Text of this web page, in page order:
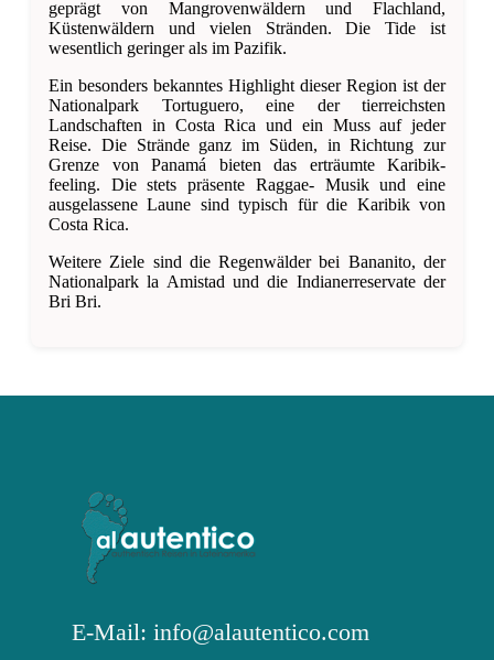
geprägt von Mangrovenwäldern und Flachland,
Küstenwäldern und vielen Stränden. Die Tide ist
wesentlich geringer als im Pazifik.
Ein besonders bekanntes Highlight dieser Region ist der
Nationalpark Tortuguero, eine der tierreichsten
Landschaften in Costa Rica und ein Muss auf jeder
Reise. Die Strände ganz im Süden, in Richtung zur
Grenze von Panamá bieten das erträumte Karibik-
feeling. Die stets präsente Raggae- Musik und eine
ausgelassene Laune sind typisch für die Karibik von
Costa Rica.
Weitere Ziele sind die Regenwälder bei Bananito, der
Nationalpark la Amistad und die Indianerreservate der
Bri Bri.
E-Mail: info@alautentico.com